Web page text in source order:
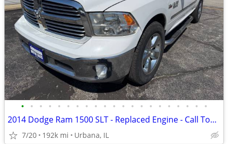
• • • • • • • • • • • • • • • • • • • • •
2014 Dodge Ram 1500 SLT - Replaced Engine - Call Today!
7/20 192k mi Urbana, IL